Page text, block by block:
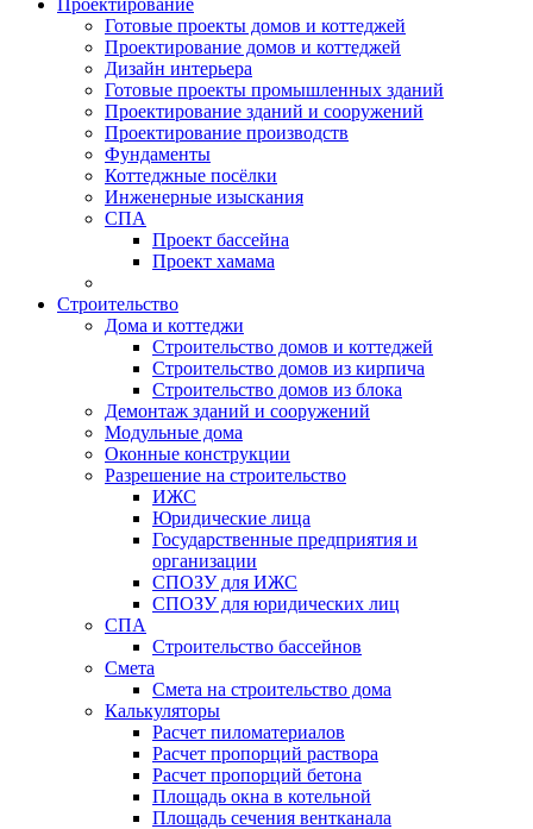
Проектирование
Готовые проекты домов и коттеджей
Проектирование домов и коттеджей
Дизайн интерьера
Готовые проекты промышленных зданий
Проектирование зданий и сооружений
Проектирование производств
Фундаменты
Коттеджные посёлки
Инженерные изыскания
СПА
Проект бассейна
Проект хамама
Строительство
Дома и коттеджи
Строительство домов и коттеджей
Строительство домов из кирпича
Строительство домов из блока
Демонтаж зданий и сооружений
Модульные дома
Оконные конструкции
Разрешение на строительство
ИЖС
Юридические лица
Государственные предприятия и
организации
СПОЗУ для ИЖС
СПОЗУ для юридических лиц
СПА
Строительство бассейнов
Смета
Смета на строительство дома
Калькуляторы
Расчет пиломатериалов
Расчет пропорций раствора
Расчет пропорций бетона
Площадь окна в котельной
Площадь сечения вентканала